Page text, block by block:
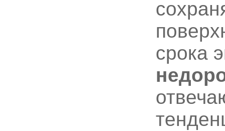
срока